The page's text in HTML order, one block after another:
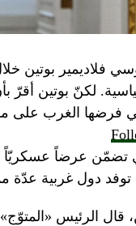
فلاديمير بوتين
لكنّ بوتين أقرّ
فرضها الغرب على
عرضاً عسكريّاً
توفد دول غربية
قال الرئيس